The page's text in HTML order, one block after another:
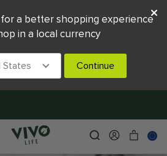
a better shopping experience
in a local currency
States Continue